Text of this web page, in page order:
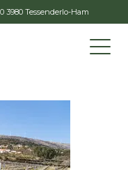
3980 Tessenderlo-Ham